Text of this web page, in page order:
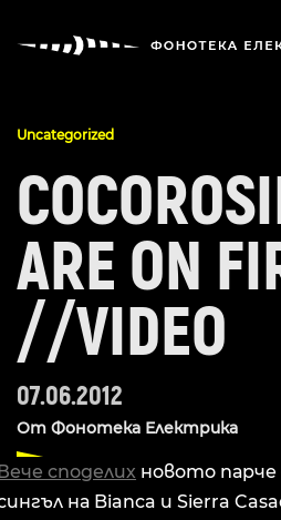
Uncategorized
ARE ON
//VIDEO
07.06.2012
От Фонотека Електрика
споделих новото
на Bianca и Sierra